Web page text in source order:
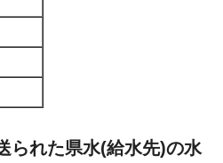
られた県水(給水先)の水